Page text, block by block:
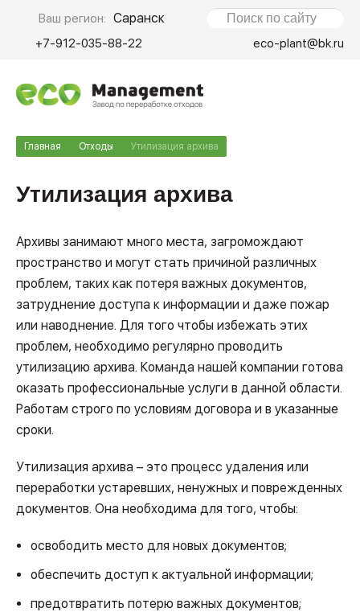
Ваш регион: Саранск
+7-912-035-88-22 eco-plant@bk.ru
Главная Отходы Утилизация архива
Утилизация архива
Архивы занимают много места, загромождают
пространство и могут стать причиной различных
проблем, таких как потеря важных документов,
затруднение доступа к информации и даже пожар
или наводнение. Для того чтобы избежать этих
проблем, необходимо регулярно проводить
утилизацию архива. Команда нашей компании готова
оказать профессиональные услуги в данной области.
Работам строго по условиям договора и в указанные
сроки.
Утилизация архива – это процесс удаления или
переработки устаревших, ненужных и поврежденных
документов. Она необходима для того, чтобы:
освободить место для новых документов;
обеспечить доступ к актуальной информации;
предотвратить потерю важных документов;